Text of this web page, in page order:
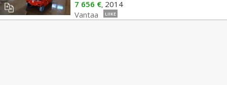
7 656 €, 2014
Vantaa
LIIKE